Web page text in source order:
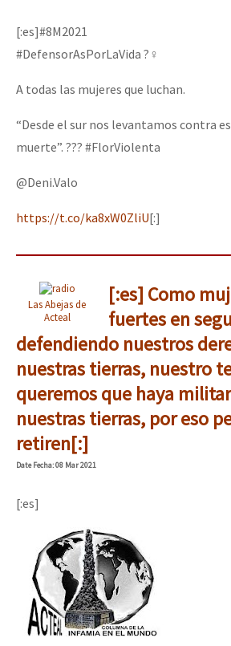
EZLN
Megaproyectos
Mujeres
Niñxs
ETIQUETAS
MULTIMEDIA
Audio
Fotorreportaje
Video
Otras secciones
Semillero Guerra contra la Humanidad.
Libros para descargar
Medios Libres
COVID-19
Eventos
[:es]#8M2021
#DefensorAsPorLaVida ?‍♀️
A todas las mujeres que luchan.
“Desde el sur nos levantamos contra
muerte”. ??? #FlorViolenta
@Deni.Valo
https://t.co/ka8xW0ZliU[:]
Las Abejas de
Acteal
[:es] Como
fuertes en
defendiendo nuestros
nuestras tierras, nuestro
queremos que haya
nuestras tierras, por eso
retiren[:]
DateFecha: 08 Mar 2021
[:es]